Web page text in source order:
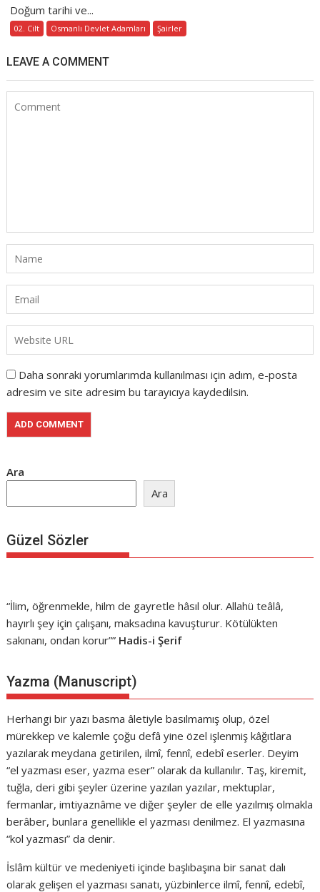
Doğum tarihi ve...
02. Cilt Osmanlı Devlet Adamları Şairler
LEAVE A COMMENT
Daha sonraki yorumlarımda kullanılması için adım, e-posta
adresim ve site adresim bu tarayıcıya kaydedilsin.
Ara
Ara
Güzel Sözler
“İlim, öğrenmekle, hilm de gayretle hâsıl olur. Allahü teâlâ,
hayırlı şey için çalışanı, maksadına kavuşturur. Kötülükten
sakınanı, ondan korur”” Hadis-i Şerif
Yazma (Manuscript)
Herhangi bir yazı basma âletiyle basılmamış olup, özel
mürekkep ve kalemle çoğu defâ yine özel işlenmiş kâğıtlara
yazılarak meydana getirilen, ilmî, fennî, edebî eserler. Deyim
“el yazması eser, yazma eser” olarak da kullanılır. Taş, kiremit,
tuğla, deri gibi şeyler üzerine yazılan yazılar, mektuplar,
fermanlar, imtiyaznâme ve diğer şeyler de elle yazılmış olmakla
berâber, bunlara genellikle el yazması denilmez. El yazmasına
“kol yazması” da denir.
İslâm kültür ve medeniyeti içinde başlıbaşına bir sanat dalı
olarak gelişen el yazması sanatı, yüzbinlerce ilmî, fennî, edebî,